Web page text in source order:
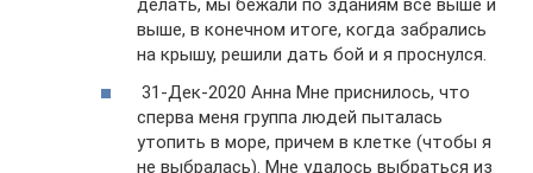
делать, мы бежали по зданиям все выше и
выше, в конечном итоге, когда забрались
на крышу, решили дать бой и я проснулся.
31-Дек-2020 Анна Мне приснилось, что
сперва меня группа людей пыталась
утопить в море, причем в клетке (чтобы я
не выбралась). Мне удалось выбраться из